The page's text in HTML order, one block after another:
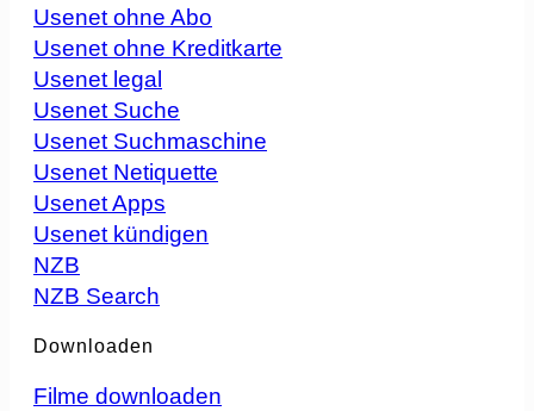
Usenet ohne Abo
Usenet ohne Kreditkarte
Usenet legal
Usenet Suche
Usenet Suchmaschine
Usenet Netiquette
Usenet Apps
Usenet kündigen
NZB
NZB Search
Downloaden
Filme downloaden